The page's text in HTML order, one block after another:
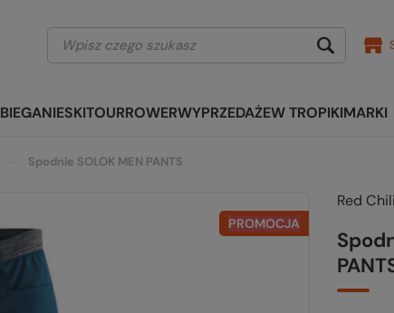
BIEGANIESKITOURROWERWYPRZEDAŻEW TROPIKIMARKI
Spodnie SOLOK MEN PANTS
PROMOCJA
Red Chili